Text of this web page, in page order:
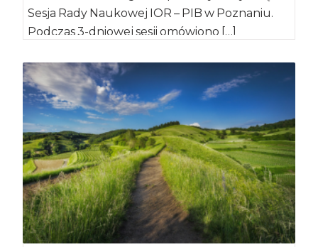
Sesja Rady Naukowej IOR – PIB w Poznaniu.
Podczas 3-dniowej sesji omówiono […]